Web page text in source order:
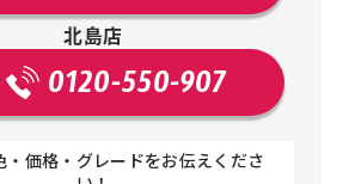
北島店
0120-550-907
・価格・グレードをお伝えくださ